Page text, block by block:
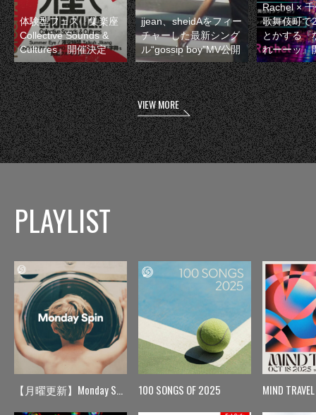
体験型フェス『集楽座
Collective Sounds &
Cultures』開催決定
jjean、sheidAをフィー
チャーした最新シング
ル“gossip boy”MV公開
Rachel ×
歌舞伎町で
とかする『
れーーッ』
VIEW MORE
PLAYLIST
【月曜更新】Monday Spin 100 SONGS OF 2025 MIND TRAVEL